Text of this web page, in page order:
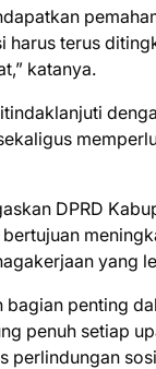
harus terus
katanya.
DPRD
yang
penting
penuh setiap
perlindungan